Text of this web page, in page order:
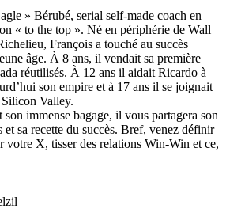
» Bérubé, serial self-made coach en
« to the top ». Né en périphérie de Wall
François a touché au succès
âge. À 8 ans, il vendait sa première
réutilisés. À 12 ans il aidait Ricardo à
son empire et à 17 ans il se joignait
Valley.
immense bagage, il vous partagera son
et sa recette du succès. Bref, venez définir
X, tisser des relations Win-Win et ce,